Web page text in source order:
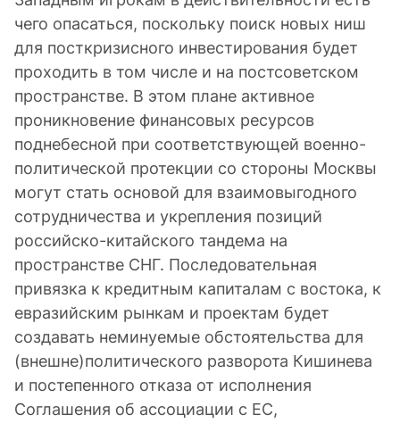
чего опасаться, поскольку поиск новых ниш
для посткризисного инвестирования будет
проходить в том числе и на постсоветском
пространстве. В этом плане активное
проникновение финансовых ресурсов
поднебесной при соответствующей военно-
политической протекции со стороны Москвы
могут стать основой для взаимовыгодного
сотрудничества и укрепления позиций
российско-китайского тандема на
пространстве СНГ. Последовательная
привязка к кредитным капиталам с востока, к
евразийским рынкам и проектам будет
создавать неминуемые обстоятельства для
(внешне)политического разворота Кишинева
и постепенного отказа от исполнения
Соглашения об ассоциации с ЕС,